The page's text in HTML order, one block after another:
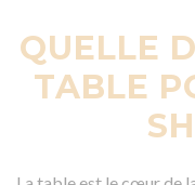
QUELLE
TABLE